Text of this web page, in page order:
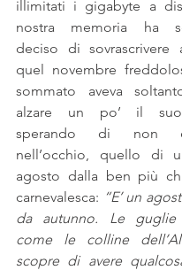
illimitati i gigabyte a
nostra memoria ha
deciso di
quel novembre
sommato aveva
alzare un po’ il suo
sperando di non
nell’occhio, quello di
agosto dalla ben più
carnevalesca: “E’ un
da autunno. Le
come le colline
scopre di avere